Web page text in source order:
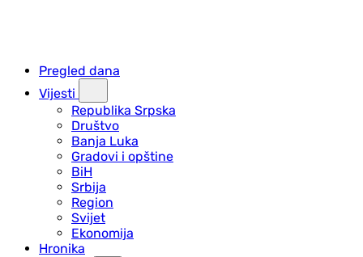
Pregled dana
Vijesti
Republika Srpska
Društvo
Banja Luka
Gradovi i opštine
BiH
Srbija
Region
Svijet
Ekonomija
Hronika